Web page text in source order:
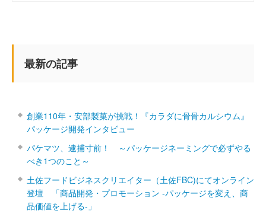
最新の記事
創業110年・安部製菓が挑戦！『カラダに骨骨カルシウム』
パッケージ開発インタビュー
パケマツ、逮捕寸前！ ～パッケージネーミングで必ずやる
べき1つのこと～
土佐フードビジネスクリエイター（土佐FBC)にてオンライン
登壇 「商品開発・プロモーション ‐パッケージを変え、商
品価値を上げる‐」